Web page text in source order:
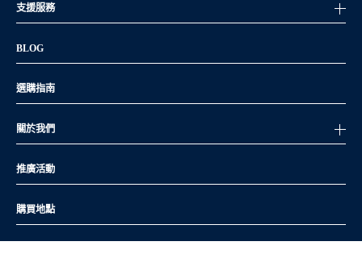
支援服務
BLOG
選購指南
關於我們
推廣活動
購買地點